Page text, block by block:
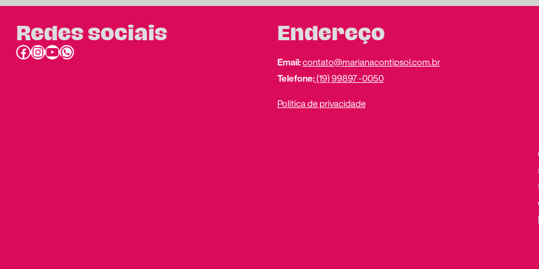
Redes sociais
Facebook InstagramYoutube link do whatsapp
Endereço
Email:contato@marianacontipsol.com.br
Telefone:(19) 99897 -0050
Política de privacidade